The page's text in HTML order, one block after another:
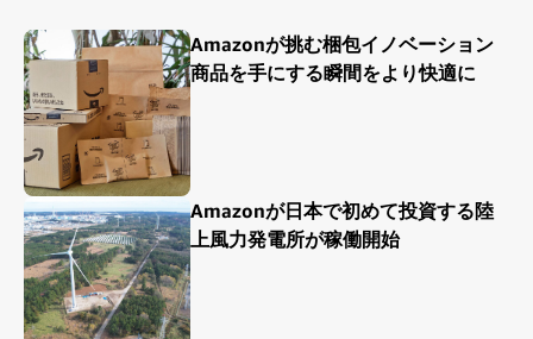
Amazonが挑む梱包イノベーション
商品を手にする瞬間をより快適に
Amazonが日本で初めて投資する陸
上風力発電所が稼働開始